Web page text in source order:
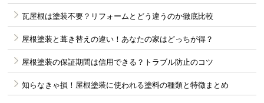
瓦屋根は塗装不要？リフォームとどう違うのか徹底比較
屋根塗装と葺き替えの違い！あなたの家はどっちが得？
屋根塗装の保証期間は信用できる？トラブル防止のコツ
知らなきゃ損！屋根塗装に使われる塗料の種類と特徴まとめ